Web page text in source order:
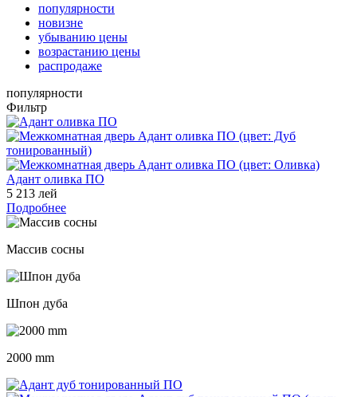
популярности
новизне
убыванию цены
возрастанию цены
распродаже
популярности
Фильтр
Адант оливка ПО
5 213 лей
Подробнее
Массив сосны
Шпон дуба
2000 mm